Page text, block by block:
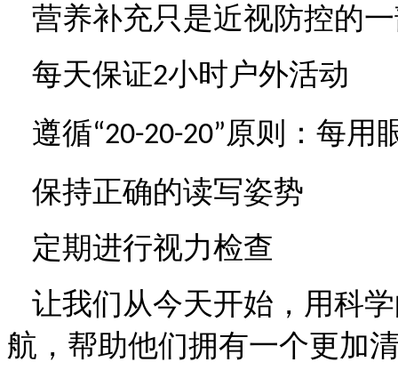
营养补充只是近视防控的
每天保证2小时户外活动
遵循“20-20-20”原则：每用
保持正确的读写姿势
定期进行视力检查
让我们从今天开始，用科
航，帮助他们拥有一个更加